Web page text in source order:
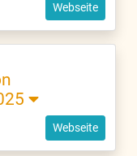
Webseite
Webseite